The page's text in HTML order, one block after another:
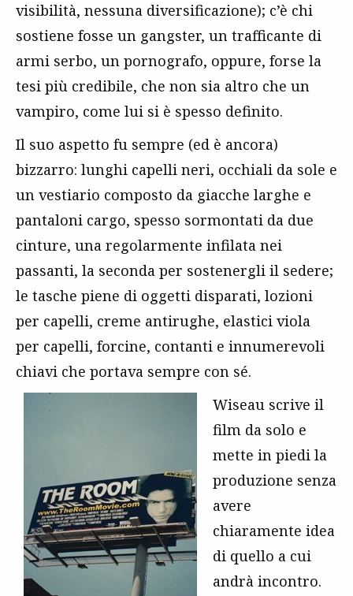
visibilità, nessuna diversificazione); c’è chi
sostiene fosse un gangster, un trafficante di
armi serbo, un pornografo, oppure, forse la
tesi più credibile, che non sia altro che un
vampiro, come lui si è spesso definito.
Il suo aspetto fu sempre (ed è ancora)
bizzarro: lunghi capelli neri, occhiali da sole e
un vestiario composto da giacche larghe e
pantaloni cargo, spesso sormontati da due
cinture, una regolarmente infilata nei
passanti, la seconda per sostenergli il sedere;
le tasche piene di oggetti disparati, lozioni
per capelli, creme antirughe, elastici viola
per capelli, forcine, contanti e innumerevoli
chiavi che portava sempre con sé.
Wiseau scrive il
film da solo e
mette in piedi la
produzione senza
avere
chiaramente idea
di quello a cui
andrà incontro.